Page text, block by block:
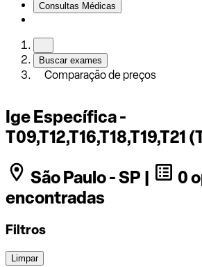
Consultas Médicas
Buscar exames
Comparação de preços
Ige Específica -
T09,T12,T16,T18,T19,T21
São Paulo - SP |
0
encontradas
Filtros
Limpar